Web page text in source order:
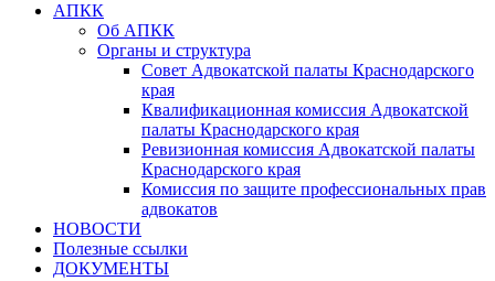
АПКК
Об АПКК
Органы и структура
Совет Адвокатской палаты Краснодарского
края
Квалификационная комиссия Адвокатской
палаты Краснодарского края
Ревизионная комиссия Адвокатской палаты
Краснодарского края
Комиссия по защите профессиональных прав
адвокатов
НОВОСТИ
Полезные ссылки
ДОКУМЕНТЫ